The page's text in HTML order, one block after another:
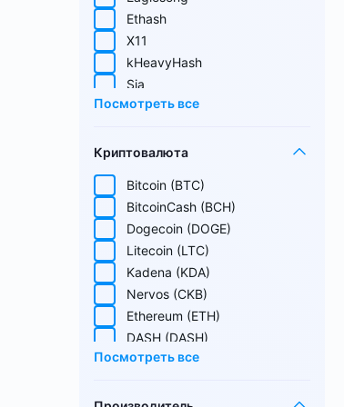
Ethash
X11
kHeavyHash
Sia
Equihash
Handshake
Lyra2REv2
Cuckatoo31
Randomx
SHA512256d
Ethash4G
Посмотреть все
Криптовалюта
Bitcoin (BTC)
BitcoinCash (BCH)
Dogecoin (DOGE)
Litecoin (LTC)
Kadena (KDA)
Nervos (CKB)
Ethereum (ETH)
DASH (DASH)
EthereumPoW (ETHW)
Посмотреть все